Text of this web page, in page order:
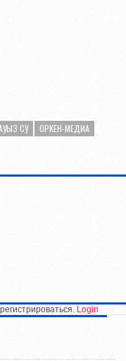
СУ
ОРКЕН-МЕДИА
Login